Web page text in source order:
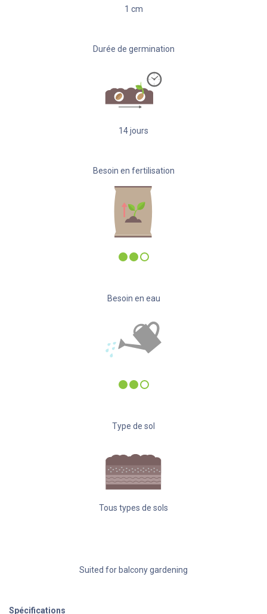
1 cm
Durée de germination
14jours
Besoin en fertilisation
Besoin en eau
Type de sol
Tous types de sols
Suited for balcony gardening
Spécifications